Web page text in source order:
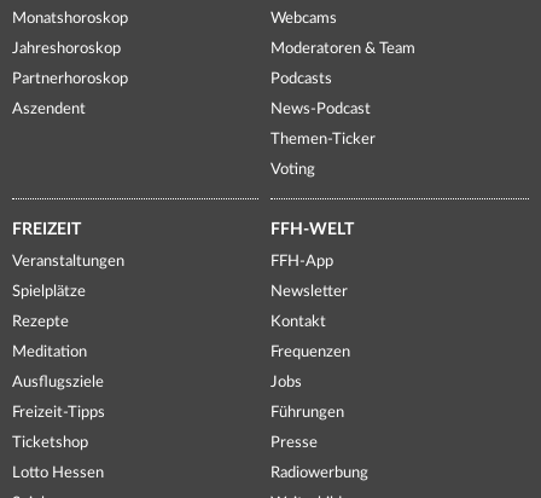
Monatshoroskop
Jahreshoroskop
Partnerhoroskop
Aszendent
Webcams
Moderatoren & Team
Podcasts
News-Podcast
Themen-Ticker
Voting
FREIZEIT
Veranstaltungen
Spielplätze
Rezepte
Meditation
Ausflugsziele
Freizeit-Tipps
Ticketshop
Lotto Hessen
FFH-WELT
FFH-App
Newsletter
Kontakt
Frequenzen
Jobs
Führungen
Presse
Radiowerbung